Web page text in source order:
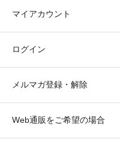
マイアカウント
ログイン
メルマガ登録・解除
Web通販をご希望の場合